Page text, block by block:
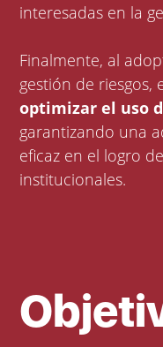
interesadas en la
Finalmente, al
gestión de riesgos,
optimizar el uso
garantizando una
eficaz en el logro
institucionales.